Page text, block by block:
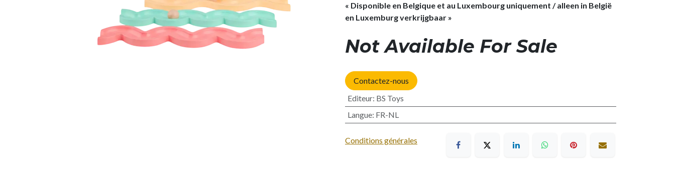
« Disponible en Belgique et au Luxembourg uniquement / alleen in België
en Luxemburg verkrijgbaar »
Not Available For Sale
Contactez-nous
Editeur: BS Toys
Langue: FR-NL
Conditions générales